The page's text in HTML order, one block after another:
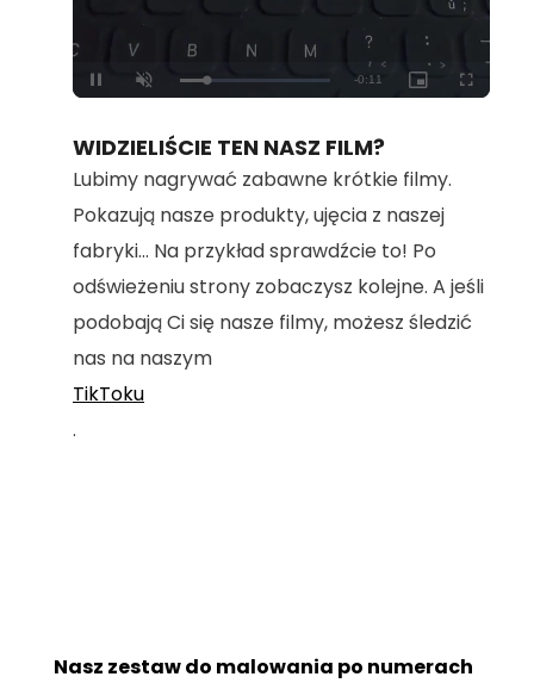
Unmute Loaded:
100.00%
WIDZIELIŚCIE TEN NASZ FILM?
Lubimy nagrywać zabawne krótkie filmy.
Pokazują nasze produkty, ujęcia z naszej
fabryki... Na przykład sprawdźcie to! Po
odświeżeniu strony zobaczysz kolejne. A jeśli
podobają Ci się nasze filmy, możesz śledzić
nas na naszym
TikToku
.
Nasz zestaw do malowania po numerach